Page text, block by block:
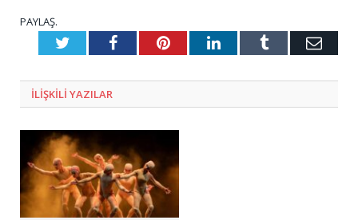
PAYLAŞ.
TwitterFacebookPinterestLinkedInTumblr E-
ILIŞKILI YAZILAR